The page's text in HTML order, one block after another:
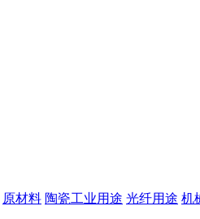
原材料 陶瓷工业用途 光纤用途 机